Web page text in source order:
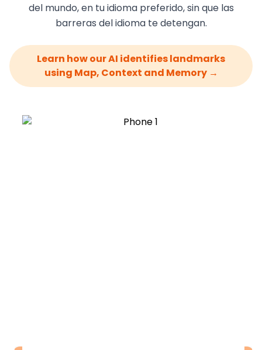
del mundo, en tu idioma preferido, sin que las
barreras del idioma te detengan.
Learn how our AI identifies landmarks
using Map, Context and Memory →